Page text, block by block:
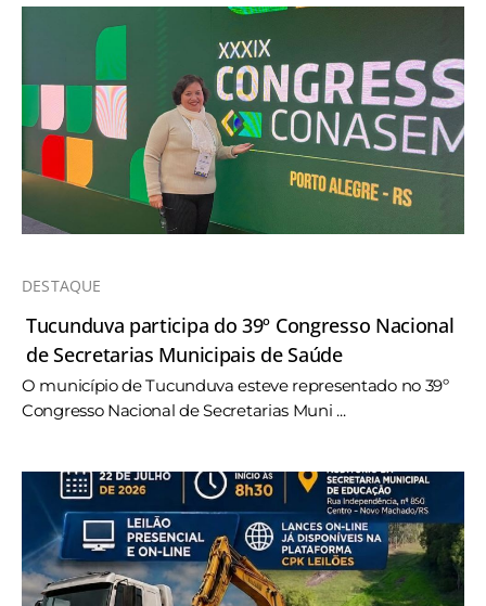
DESTAQUE
Tucunduva participa do 39º Congresso Nacional
de Secretarias Municipais de Saúde
O município de Tucunduva esteve representado no 39º
Congresso Nacional de Secretarias Muni ...